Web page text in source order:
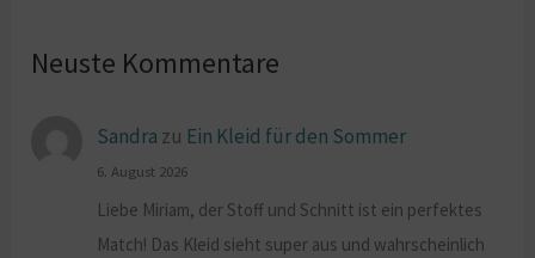
Neuste Kommentare
Sandra zu Ein Kleid für den Sommer
6. August 2026
Liebe Miriam, der Stoff und Schnitt ist ein perfektes
Match! Das Kleid sieht super aus und wahrscheinlich